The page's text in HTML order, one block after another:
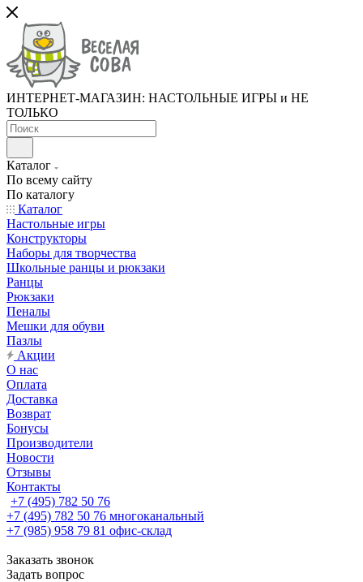
ИНТЕРНЕТ-МАГАЗИН: НАСТОЛЬНЫЕ ИГРЫ и НЕ
ТОЛЬКО
Каталог
По всему сайту
По каталогу
Каталог
Настольные игры
Конструкторы
Наборы для творчества
Школьные ранцы и рюкзаки
Ранцы
Рюкзаки
Пеналы
Мешки для обуви
Пазлы
Акции
О нас
Оплата
Доставка
Возврат
Бонусы
Производители
Новости
Отзывы
Контакты
+7 (495) 782 50 76
+7 (495) 782 50 76 многоканальный
+7 (985) 958 79 81 офис-склад
Заказать звонок
Задать вопрос